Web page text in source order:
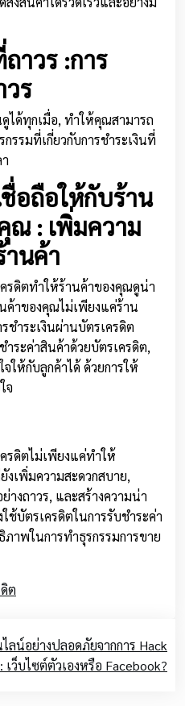
าวร :การ
ร
ได้ทุกเมื่อ, ทำให้คุณสามารถ
รรมที่เกี่ยวกับการชำระเงินที่
อถือให้กับร้าน
ณ : เพิ่มความ
นค้า
รดิตทำให้ร้านค้าของคุณดูน่า
ค้าของคุณไม่เพียงแค่ร้าน
ชำระเงินผ่านบัตรเครดิต
ำระค่าสินค้าด้วยบัตรเครดิต,
ให้กับลูกค้าได้ ด้วยการให้
จ
รดิตไม่เพียงแค่ทำให้
งเพิ่มความสะดวกสบาย,
งถาวร, และสร้างความน่า
ช้บัตรเครดิตในการรับชำระค่า
าพในการทำธุรกรรมการขาย
ต
ลน์อย่างปลอดภัยจากการ Hack
ว็บไซต์ตัวเองหรือ Facebook?